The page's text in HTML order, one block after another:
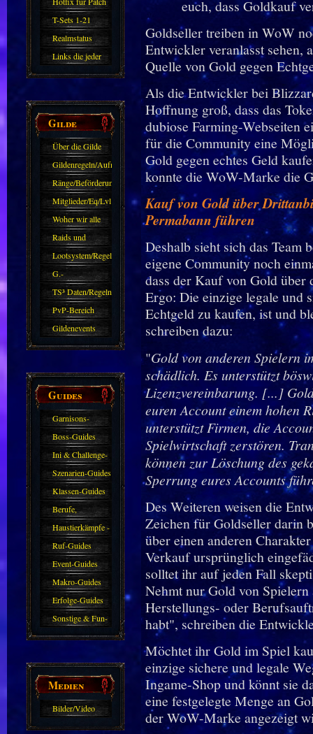
11.X
T-Sets 1-21
Realmstatus
Links die jeder
kennen sollte?!
Gilde
Über die Gilde
(DAW)
Gildenregeln/Aufnahme
Ränge/Beförderungen
Mitglieder/Eq/Lvl
Woher wir alle
kommen.
Raids und
Zubehör
Lootsystem/Regeln
G.-
Sparkasse/Goldleihen
TS³ Daten/Regeln
PvP-Bereich
Gildenevents
Guides
Garnisons-
Guides
Boss-Guides
Ini & Challenge-
Guides
Szenarien-Guides
Klassen-Guides
Berufe,
Farmkarten und
Haustiere
Haustierkämpfe -
Guide
Ruf-Guides
Event-Guides
Makro-Guides
Erfolge-Guides
Sonstige & Fun-
Guides
Medien
Bilder/Video
Goldseller treiben in WoW
Entwickler veranlasst sehen,
Quelle von Gold gegen
Als die Entwickler bei
Hoffnung groß, dass das
dubiose Farming-Webseiten
für die Community eine
Gold gegen echtes Geld
konnte die WoW-Marke die
Kauf von Gold über
Permabann führen
Deshalb sieht sich das Team
eigene Community noch
dass der Kauf von Gold
Ergo: Die einzige legale und
Echtgeld zu kaufen, ist und
schreiben dazu:
"Gold von anderen Spielern
schädlich. Es unterstützt
Lizenzvereinbarung. [...]
euren Account einem hohen
unterstützt Firmen, die
Spielwirtschaft zerstören.
können zur Löschung des
Sperrung eures Accounts
Des Weiteren weisen die
Zeichen für Goldseller darin
über einen anderen
Verkauf ursprünglich
solltet ihr auf jeden Fall
Nehmt nur Gold von
Herstellungs- oder
habt", schreiben die
Möchtet ihr Gold im Spiel
einzige sichere und legale
Ingame-Shop und könnt sie
eine festgelegte Menge an
der WoW-Marke angezeigt